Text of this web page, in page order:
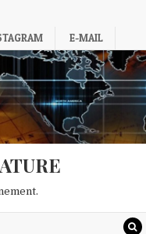
E-MAIL